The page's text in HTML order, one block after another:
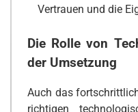
Vertrauen und die
Die Rolle von
der Umsetzung
Auch das
richtigen